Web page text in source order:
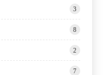
3
8
2
7